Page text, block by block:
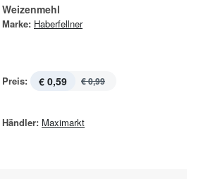
Weizenmehl
Marke: Haberfellner
Preis: € 0,59 € 0,99
Händler: Maximarkt